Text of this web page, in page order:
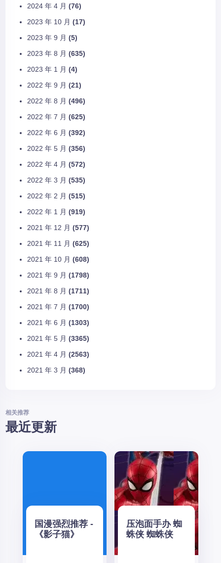
2024 年 4 月 (76)
2023 年 10 月 (17)
2023 年 9 月 (5)
2023 年 8 月 (635)
2023 年 1 月 (4)
2022 年 9 月 (21)
2022 年 8 月 (496)
2022 年 7 月 (625)
2022 年 6 月 (392)
2022 年 5 月 (356)
2022 年 4 月 (572)
2022 年 3 月 (535)
2022 年 2 月 (515)
2022 年 1 月 (919)
2021 年 12 月 (577)
2021 年 11 月 (625)
2021 年 10 月 (608)
2021 年 9 月 (1798)
2021 年 8 月 (1711)
2021 年 7 月 (1700)
2021 年 6 月 (1303)
2021 年 5 月 (3365)
2021 年 4 月 (2563)
2021 年 3 月 (368)
相关推荐
最近更新
国漫强烈推荐 -
《影子猫》
压泡面手办 蜘
蛛侠 蜘蛛侠